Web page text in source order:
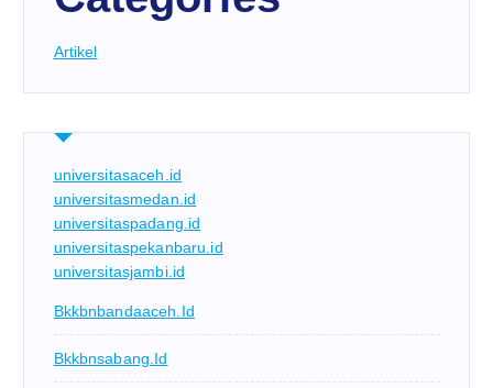
Artikel
universitasaceh.id
universitasmedan.id
universitaspadang.id
universitaspekanbaru.id
universitasjambi.id
Bkkbnbandaaceh.id
Bkkbnsabang.id